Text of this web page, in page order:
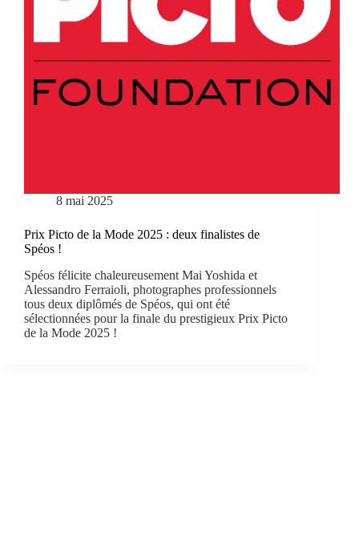
8 mai 2025
Prix Picto de la Mode 2025 : deux finalistes de
Spéos !
Spéos félicite chaleureusement Mai Yoshida et
Alessandro Ferraioli, photographes professionnels
tous deux diplômés de Spéos, qui ont été
sélectionnées pour la finale du prestigieux Prix Picto
de la Mode 2025 !